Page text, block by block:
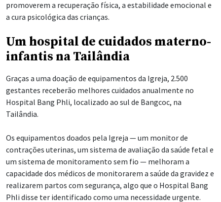
promoverem a recuperação física, a estabilidade emocional e
a cura psicológica das crianças.
Um hospital de cuidados materno-
infantis na Tailândia
Graças a uma doação de equipamentos da Igreja, 2.500
gestantes receberão melhores cuidados anualmente no
Hospital Bang Phli, localizado ao sul de Bangcoc, na
Tailândia.
Os equipamentos doados pela Igreja — um monitor de
contrações uterinas, um sistema de avaliação da saúde fetal e
um sistema de monitoramento sem fio — melhoram a
capacidade dos médicos de monitorarem a saúde da gravidez e
realizarem partos com segurança, algo que o Hospital Bang
Phli disse ter identificado como uma necessidade urgente.